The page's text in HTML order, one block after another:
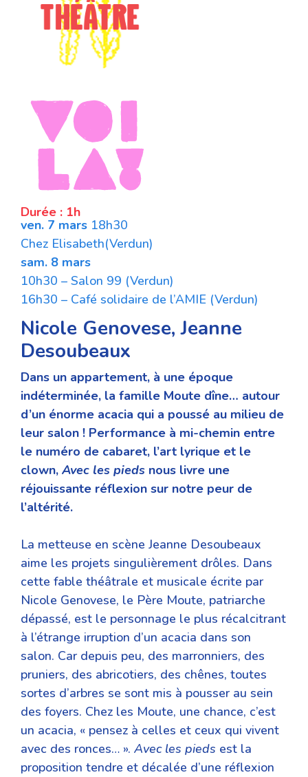
Durée : 1h
ven. 7 mars 18h30
Chez Elisabeth(Verdun)
sam. 8 mars
10h30 – Salon 99 (Verdun)
16h30 – Café solidaire de l’AMIE (Verdun)
Nicole Genovese, Jeanne
Desoubeaux
Dans un appartement, à une époque
indéterminée, la famille Moute dîne… autour
d’un énorme acacia qui a poussé au milieu de
leur salon ! Performance à mi-chemin entre
le numéro de cabaret, l’art lyrique et le
clown, Avec les pieds nous livre une
réjouissante réflexion sur notre peur de
l’altérité.
La metteuse en scène Jeanne Desoubeaux
aime les projets singulièrement drôles. Dans
cette fable théâtrale et musicale écrite par
Nicole Genovese, le Père Moute, patriarche
dépassé, est le personnage le plus récalcitrant
à l’étrange irruption d’un acacia dans son
salon. Car depuis peu, des marronniers, des
pruniers, des abricotiers, des chênes, toutes
sortes d’arbres se sont mis à pousser au sein
des foyers. Chez les Moute, une chance, c’est
un acacia, « pensez à celles et ceux qui vivent
avec des ronces… ». Avec les pieds est la
proposition tendre et décalée d’une réflexion